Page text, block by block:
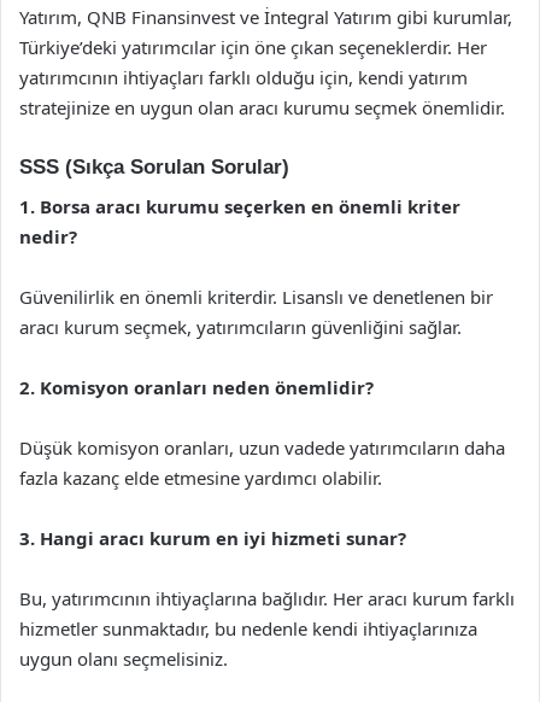
Yatırım, QNB Finansinvest ve İntegral Yatırım gibi kurumlar,
Türkiye’deki yatırımcılar için öne çıkan seçeneklerdir. Her
yatırımcının ihtiyaçları farklı olduğu için, kendi yatırım
stratejinize en uygun olan aracı kurumu seçmek önemlidir.
SSS (Sıkça Sorulan Sorular)
1. Borsa aracı kurumu seçerken en önemli kriter
nedir?
Güvenilirlik en önemli kriterdir. Lisanslı ve denetlenen bir
aracı kurum seçmek, yatırımcıların güvenliğini sağlar.
2. Komisyon oranları neden önemlidir?
Düşük komisyon oranları, uzun vadede yatırımcıların daha
fazla kazanç elde etmesine yardımcı olabilir.
3. Hangi aracı kurum en iyi hizmeti sunar?
Bu, yatırımcının ihtiyaçlarına bağlıdır. Her aracı kurum farklı
hizmetler sunmaktadır, bu nedenle kendi ihtiyaçlarınıza
uygun olanı seçmelisiniz.